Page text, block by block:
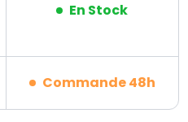
En Stock
Commande 48h